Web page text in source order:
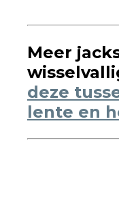
Meer
deze
lente en